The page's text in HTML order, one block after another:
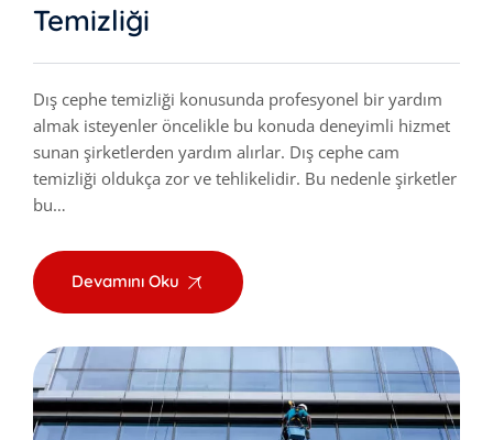
Temizliği
Dış cephe temizliği konusunda profesyonel bir yardım
almak isteyenler öncelikle bu konuda deneyimli hizmet
sunan şirketlerden yardım alırlar. Dış cephe cam
temizliği oldukça zor ve tehlikelidir. Bu nedenle şirketler
bu…
Devamını Oku